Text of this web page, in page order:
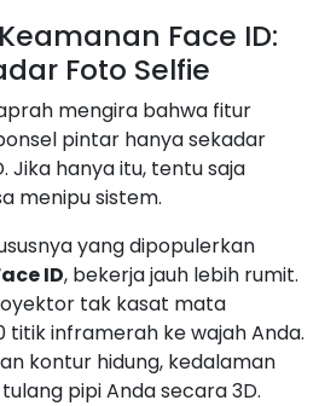
Face ID:
Foto Selfie
mengira bahwa fitur
pintar hanya sekadar
Jika hanya itu, tentu saja
menipu sistem.
yang dipopulerkan
ID, bekerja jauh lebih rumit.
tak kasat mata
titik inframerah ke wajah Anda.
kontur hidung, kedalaman
pipi Anda secara 3D.